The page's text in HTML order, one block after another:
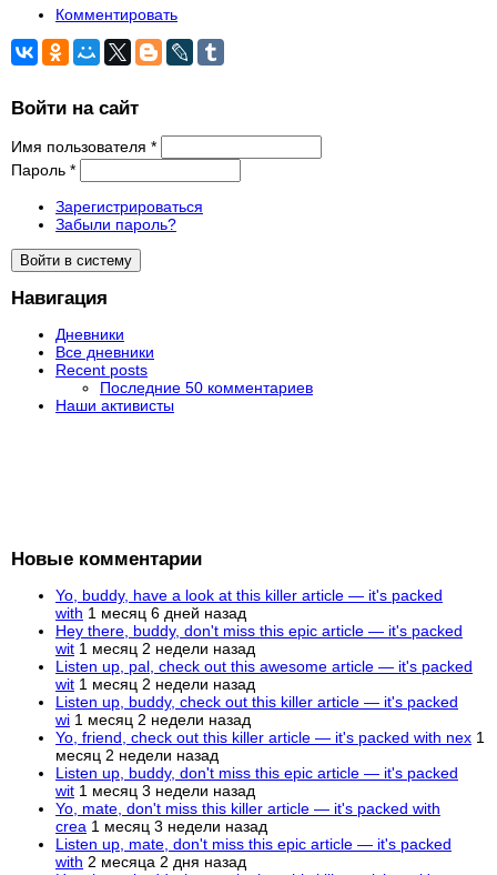
Комментировать
Войти на сайт
Имя пользователя *
Пароль *
Зарегистрироваться
Забыли пароль?
Навигация
Дневники
Все дневники
Recent posts
Последние 50 комментариев
Наши активисты
Новые комментарии
Yo, buddy, have a look at this killer article — it's packed
with 1 месяц 6 дней назад
Hey there, buddy, don't miss this epic article — it's packed
wit 1 месяц 2 недели назад
Listen up, pal, check out this awesome article — it's packed
wit 1 месяц 2 недели назад
Listen up, buddy, check out this killer article — it's packed
wi 1 месяц 2 недели назад
Yo, friend, check out this killer article — it's packed with nex 1
месяц 2 недели назад
Listen up, buddy, don't miss this epic article — it's packed
wit 1 месяц 3 недели назад
Yo, mate, don't miss this killer article — it's packed with
crea 1 месяц 3 недели назад
Listen up, mate, don't miss this epic article — it's packed
with 2 месяца 2 дня назад